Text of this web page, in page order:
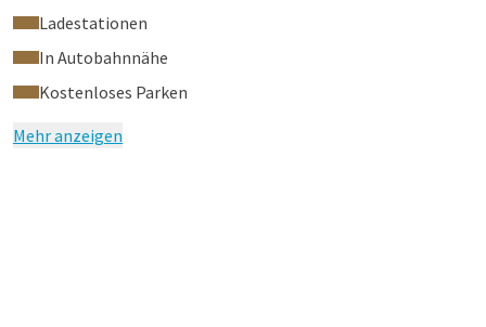
Ladestationen
In Autobahnnähe
Kostenloses Parken
Mehr anzeigen